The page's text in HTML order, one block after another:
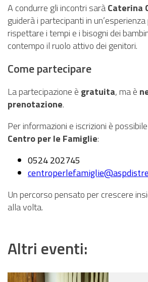
A condurre gli incontri saràCaterina
guiderà i partecipanti in
rispettare i tempi e i bisogni dei
contempo il ruolo attivo dei genitori.
Come partecipare
La partecipazione è gratuita, ma è
prenotazione.
Per informazioni e iscrizioni è
Centro per le Famiglie:
0524 202745
Un percorso pensato per crescere
alla volta.
Altri eventi: